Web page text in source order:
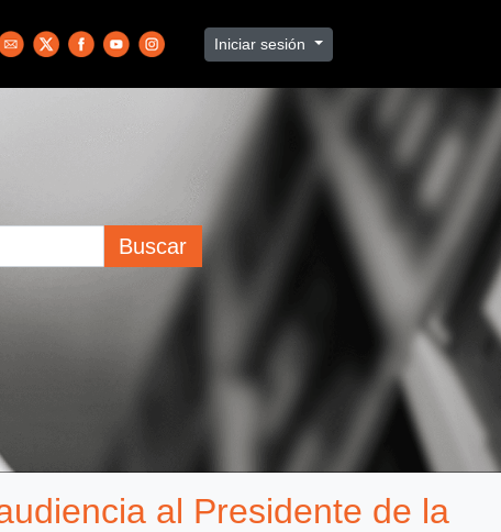
Iniciar sesión
Buscar
al Presidente de la